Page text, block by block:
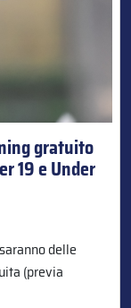
gratuito
19 e Under
delle
(previa